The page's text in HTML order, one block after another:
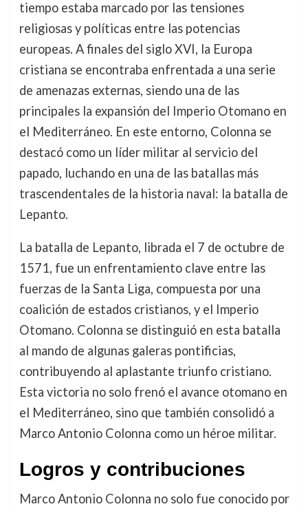
tiempo estaba marcado por las tensiones
religiosas y políticas entre las potencias
europeas. A finales del siglo XVI, la Europa
cristiana se encontraba enfrentada a una serie
de amenazas externas, siendo una de las
principales la expansión del Imperio Otomano en
el Mediterráneo. En este entorno, Colonna se
destacó como un líder militar al servicio del
papado, luchando en una de las batallas más
trascendentales de la historia naval: la batalla de
Lepanto.
La batalla de Lepanto, librada el 7 de octubre de
1571, fue un enfrentamiento clave entre las
fuerzas de la Santa Liga, compuesta por una
coalición de estados cristianos, y el Imperio
Otomano. Colonna se distinguió en esta batalla
al mando de algunas galeras pontificias,
contribuyendo al aplastante triunfo cristiano.
Esta victoria no solo frenó el avance otomano en
el Mediterráneo, sino que también consolidó a
Marco Antonio Colonna como un héroe militar.
Logros y contribuciones
Marco Antonio Colonna no solo fue conocido por